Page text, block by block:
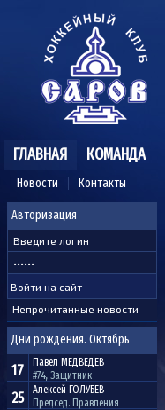
ГЛАВНАЯ
Новости Контакты
КОМАНДА
Авторизация
Непрочитанные новости
Дни рождения. Октябрь
17 Павел МЕДВЕДЕВ
#74, Защитник
25 Алексей ГОЛУБЕВ
Председ. Правления